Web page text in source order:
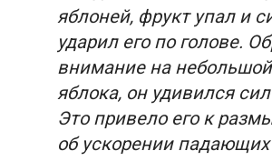
яблоней, фрукт упал и
ударил его по голове.
внимание на
яблока, он удивился
Это привело его к
об ускорении падающих